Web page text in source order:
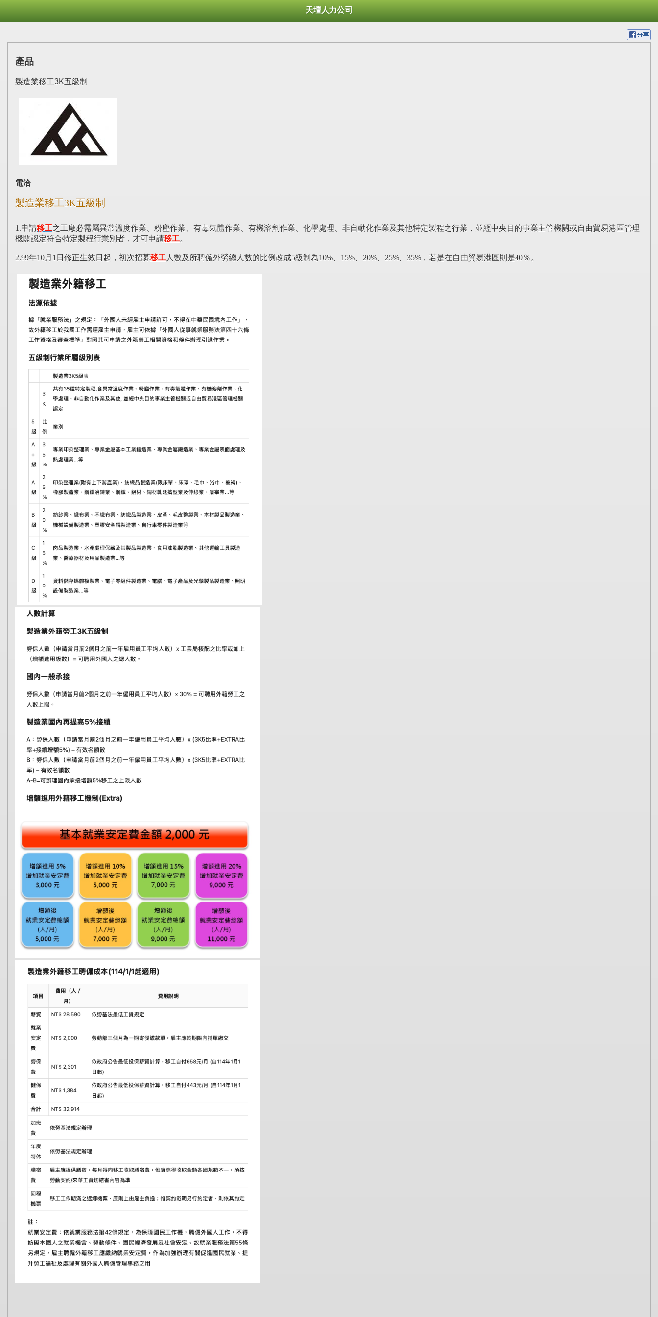
天壇人力公司
產品
製造業移工3K五級制
電洽
製造業移工3K五級制
1.申請移工之工廠必需屬異常溫度作業、粉塵作業、有毒氣體作業、有機溶劑作業、化學處理、非自動化作業及其他特定製程之行業，並經中央目的事業主管機關或自由貿易港區管理
機關認定符合特定製程行業別者，才可申請移工。
2.99年10月1日修正生效日起，初次招募移工 人數及所聘僱外勞總人數的比例改成5級制為10%、15%、20%、25%、35%，若是在自由貿易港區則是40％。